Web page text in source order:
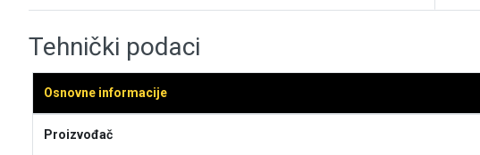
Tehnički podaci
Osnovne informacije
Proizvođač